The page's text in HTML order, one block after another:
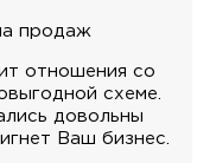
продаж
отношения со
схеме.
довольны
Ваш бизнес.